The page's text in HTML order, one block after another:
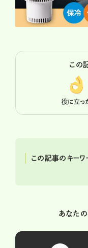
この
役に立っ
この記事のキーワ
あなたの